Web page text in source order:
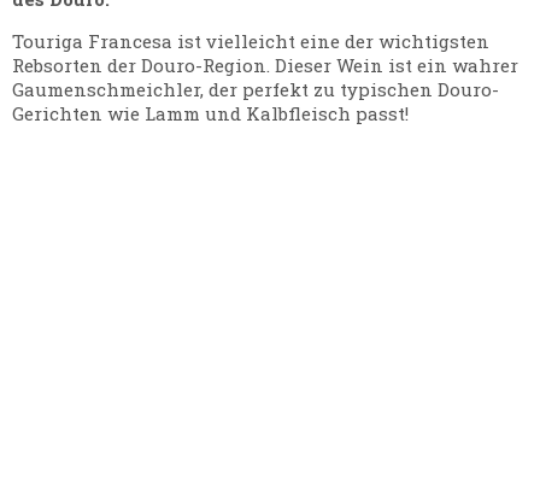
Touriga Francesa ist vielleicht eine der wichtigsten
Rebsorten der Douro-Region. Dieser Wein ist ein wahrer
Gaumenschmeichler, der perfekt zu typischen Douro-
Gerichten wie Lamm und Kalbfleisch passt!